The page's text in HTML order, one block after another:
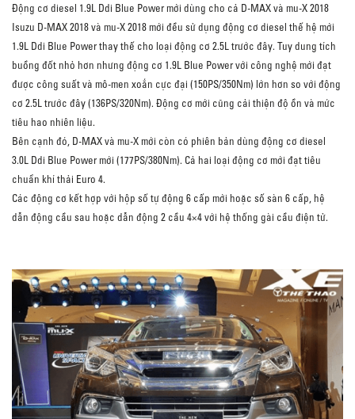
Động cơ diesel 1.9L Ddi Blue Power mới dùng cho cả D-MAX và mu-X 2018
Isuzu D-MAX 2018 và mu-X 2018 mới đều sử dụng động cơ diesel thế hệ mới
1.9L Ddi Blue Power thay thế cho loại động cơ 2.5L trước đây. Tuy dung tích
buồng đốt nhỏ hơn nhưng động cơ 1.9L Blue Power với công nghệ mới đạt
được công suất và mô-men xoắn cực đại (150PS/350Nm) lớn hơn so với động
cơ 2.5L trước đây (136PS/320Nm). Động cơ mới cũng cải thiện độ ồn và mức
tiêu hao nhiên liệu.
Bên cạnh đó, D-MAX và mu-X mới còn có phiên bản dùng động cơ diesel
3.0L Ddi Blue Power mới (177PS/380Nm). Cả hai loại động cơ mới đạt tiêu
chuẩn khí thải Euro 4.
Các động cơ kết hợp với hộp số tự động 6 cấp mới hoặc số sàn 6 cấp, hệ
dẫn động cầu sau hoặc dẫn động 2 cầu 4×4 với hệ thống gài cầu điện tử.